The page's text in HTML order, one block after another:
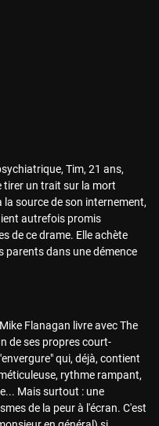
Tim, 21 ans,
tirer un trait sur la mort
la source de son internement,
autrefois promis
de ce drame. Elle achète
parents dans une démence
Flanagan livre avec The
de ses propres court-
qui, déjà, contient
rythme rampant,
Mais surtout : une
de la peur à l'écran. C'est